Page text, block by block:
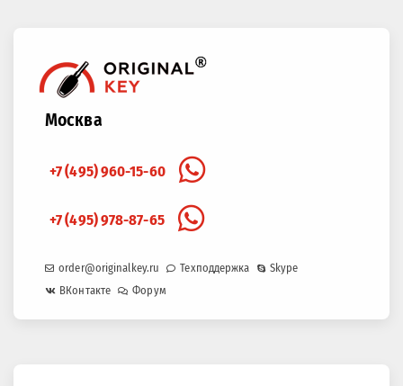
Москва
+7 (495) 960-15-60
+7 (495) 978-87-65
order@originalkey.ru Техподдержка
Skype
ВКонтакте
Форум